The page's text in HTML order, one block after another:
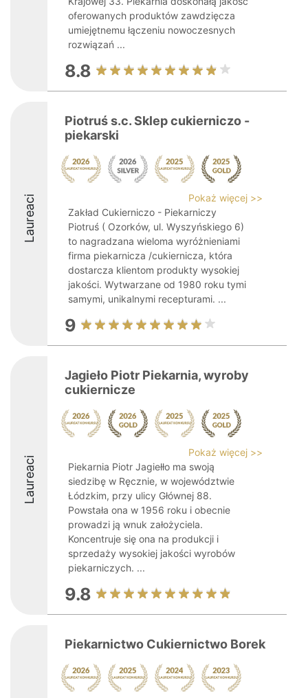
oferowanych produktów zawdzięcza
umiejętnemu łączeniu nowoczesnych
rozwiązań ...
8.8
Laureaci
Piotruś s.c. Sklep cukierniczo -
piekarski
Pokaż więcej >>
Zakład Cukierniczo - Piekarniczy
Piotruś ( Ozorków, ul. Wyszyńskiego 6)
to nagradzana wieloma wyróżnieniami
firma piekarnicza /cukiernicza, która
dostarcza klientom produkty wysokiej
jakości. Wytwarzane od 1980 roku tymi
samymi, unikalnymi recepturami. ...
9
Laureaci
Jagieło Piotr Piekarnia, wyroby
cukiernicze
Pokaż więcej >>
Piekarnia Piotr Jagiełło ma swoją
siedzibę w Ręcznie, w województwie
Łódzkim, przy ulicy Głównej 88.
Powstała ona w 1956 roku i obecnie
prowadzi ją wnuk założyciela.
Koncentruje się ona na produkcji i
sprzedaży wysokiej jakości wyrobów
piekarniczych. ...
9.8
Piekarnictwo Cukiernictwo Borek